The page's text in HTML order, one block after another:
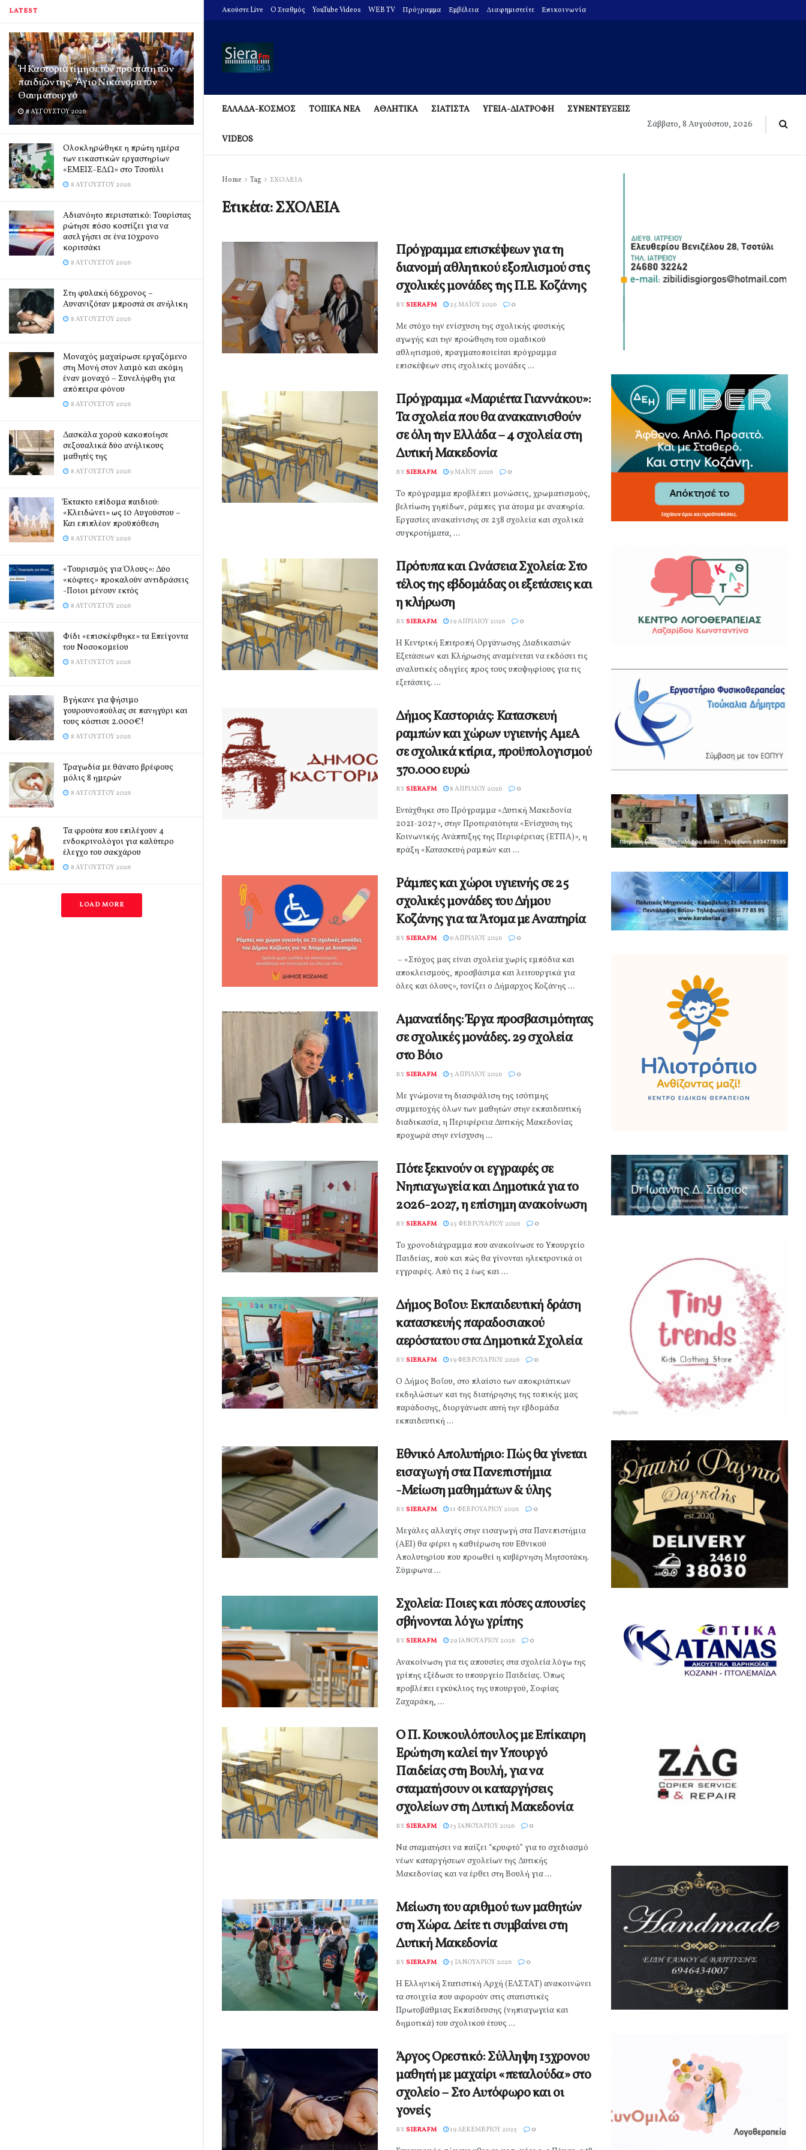
LATEST
Ἡ Καστοριὰ τίμησε τὸν προστάτη τῶν
παιδιῶν της, Ἅγιο Νικάνορα τὸν
Θαυματουργό
8 ΑΥΓΟΎΣΤΟΥ 2026
Ολοκληρώθηκε η πρώτη ημέρα
των εικαστικών εργαστηρίων
«ΕΜΕΙΣ-ΕΔΩ» στο Τσοτύλι
8 ΑΥΓΟΎΣΤΟΥ 2026
Αδιανόητο περιστατικό: Τουρίστας
ρώτησε πόσο κοστίζει για να
ασελγήσει σε ένα 10χρονο
κοριτσάκι
8 ΑΥΓΟΎΣΤΟΥ 2026
Στη φυλακή 66χρονος –
Αυνανιζόταν μπροστά σε ανήλικη
8 ΑΥΓΟΎΣΤΟΥ 2026
Μοναχός μαχαίρωσε εργαζόμενο
στη Μονή στον λαιμό και ακόμη
έναν μοναχό – Συνελήφθη για
απόπειρα φόνου
8 ΑΥΓΟΎΣΤΟΥ 2026
Δασκάλα χορού κακοποίησε
σεξουαλικά δύο ανήλικους
μαθητές της
8 ΑΥΓΟΎΣΤΟΥ 2026
Έκτακτο επίδομα παιδιού:
«Κλειδώνει» ως 10 Αυγούστου –
Και επιπλέον προϋπόθεση
8 ΑΥΓΟΎΣΤΟΥ 2026
«Τουρισμός για Όλους»: Δύο
«κόφτες» προκαλούν αντιδράσεις
-Ποιοι μένουν εκτός
8 ΑΥΓΟΎΣΤΟΥ 2026
Φίδι «επισκέφθηκε» τα Επείγοντα
του Νοσοκομείου
8 ΑΥΓΟΎΣΤΟΥ 2026
Βγήκανε για ψήσιμο
γουρουνοπούλας σε πανηγύρι και
τους κόστισε 2.000€!
8 ΑΥΓΟΎΣΤΟΥ 2026
Τραγωδία με θάνατο βρέφους
μόλις 8 ημερών
8 ΑΥΓΟΎΣΤΟΥ 2026
Τα φρούτα που επιλέγουν 4
ενδοκρινολόγοι για καλύτερο
έλεγχο του σακχάρου
8 ΑΥΓΟΎΣΤΟΥ 2026
LOAD MORE
Ακούστε Live O Σταθμός YouTube Videos WEB TV Πρόγραμμα Εμβέλεια Διαφημιστείτε Επικοινωνία
ΕΛΛΑΔΑ-ΚΟΣΜΟΣ ΤΟΠΙΚΑ ΝΕΑ ΑΘΛΗΤΙΚΑ ΣΙΑΤΙΣΤΑ ΥΓΕΙΑ-ΔΙΑΤΡΟΦΗ ΣΥΝΕΝΤΕΥΞΕΙΣ
VIDEOS
Σάββατο, 8 Αυγούστου, 2026
Home Tag ΣΧΟΛΕΙΑ
Ετικέτα:ΣΧΟΛΕΙΑ
Πρόγραμμα επισκέψεων για τη
διανομή αθλητικού εξοπλισμού στις
σχολικές μονάδες της Π.Ε. Κοζάνης
BYSIERAFM 25 ΜΑΪ́ΟΥ 2026 0
Με στόχο την ενίσχυση της σχολικής φυσικής
αγωγής και την προώθηση του ομαδικού
αθλητισμού, πραγματοποιείται πρόγραμμα
επισκέψεων στις σχολικές μονάδες ...
Πρόγραμμα «Μαριέττα Γιαννάκου»:
Τα σχολεία που θα ανακαινισθούν
σε όλη την Ελλάδα – 4 σχολεία στη
Δυτική Μακεδονία
BYSIERAFM 9 ΜΑΪ́ΟΥ 2026 0
Το πρόγραμμα προβλέπει μονώσεις, χρωματισμούς,
βελτίωση γηπέδων, ράμπες για άτομα με αναπηρία.
Εργασίες ανακαίνισης σε 238 σχολεία και σχολικά
συγκροτήματα, ...
Πρότυπα και Ωνάσεια Σχολεία: Στο
τέλος της εβδομάδας οι εξετάσεις και
η κλήρωση
BYSIERAFM 19 ΑΠΡΙΛΊΟΥ 2026 0
Η Κεντρική Επιτροπή Οργάνωσης Διαδικασιών
Εξετάσεων και Κλήρωσης αναμένεται να εκδόσει τις
αναλυτικές οδηγίες προς τους υποψηφίους για τις
εξετάσεις. ...
Δήμος Καστοριάς: Κατασκευή
ραμπών και χώρων υγιεινής ΑμεΑ
σε σχολικά κτίρια, προϋπολογισμού
370.000 ευρώ
BYSIERAFM 8 ΑΠΡΙΛΊΟΥ 2026 0
Εντάχθηκε στο Πρόγραμμα «Δυτική Μακεδονία
2021-2027», στην Προτεραιότητα «Ενίσχυση της
Κοινωνικής Ανάπτυξης της Περιφέρειας (ΕΤΠΑ)», η
πράξη «Κατασκευή ραμπών και ...
Ράμπες και χώροι υγιεινής σε 25
σχολικές μονάδες του Δήμου
Κοζάνης για τα Άτομα με Αναπηρία
BYSIERAFM 6 ΑΠΡΙΛΊΟΥ 2026 0
– «Στόχος μας είναι σχολεία χωρίς εμπόδια και
αποκλεισμούς, προσβάσιμα και λειτουργικά για
όλες και όλους», τονίζει ο Δήμαρχος Κοζάνης ...
Αμανατίδης: Έργα προσβασιμότητας
σε σχολικές μονάδες. 29 σχολεία
στο Βόιο
BYSIERAFM 3 ΑΠΡΙΛΊΟΥ 2026 0
Με γνώμονα τη διασφάλιση της ισότιμης
συμμετοχής όλων των μαθητών στην εκπαιδευτική
διαδικασία, η Περιφέρεια Δυτικής Μακεδονίας
προχωρά στην ενίσχυση ...
Πότε ξεκινούν οι εγγραφές σε
Νηπιαγωγεία και Δημοτικά για το
2026-2027, η επίσημη ανακοίνωση
BYSIERAFM 25 ΦΕΒΡΟΥΑΡΊΟΥ 2026 0
Το χρονοδιάγραμμα που ανακοίνωσε το Υπουργείο
Παιδείας, πού και πώς θα γίνονται ηλεκτρονικά οι
εγγραφές. Από τις 2 έως και ...
Δήμος Βοΐου: Εκπαιδευτική δράση
κατασκευής παραδοσιακού
αερόστατου στα Δημοτικά Σχολεία
BYSIERAFM 19 ΦΕΒΡΟΥΑΡΊΟΥ 2026 0
Ο Δήμος Βοΐου, στο πλαίσιο των αποκριάτικων
εκδηλώσεων και της διατήρησης της τοπικής μας
παράδοσης, διοργάνωσε αυτή την εβδομάδα
εκπαιδευτική ...
Εθνικό Απολυτήριο: Πώς θα γίνεται
εισαγωγή στα Πανεπιστήμια
-Μείωση μαθημάτων & ύλης
BYSIERAFM 11 ΦΕΒΡΟΥΑΡΊΟΥ 2026 0
Μεγάλες αλλαγές στην εισαγωγή στα Πανεπιστήμια
(ΑΕΙ) θα φέρει η καθιέρωση του Εθνικού
Απολυτηρίου που προωθεί η κυβέρνηση Μητσοτάκη.
Σύμφωνα ...
Σχολεία: Ποιες και πόσες απουσίες
σβήνονται λόγω γρίπης
BYSIERAFM 29 ΙΑΝΟΥΑΡΊΟΥ 2026 0
Ανακοίνωση για τις απουσίες στα σχολεία λόγω της
γρίπης εξέδωσε το υπουργείο Παιδείας. Όπως
προβλέπει εγκύκλιος της υπουργού, Σοφίας
Ζαχαράκη, ...
Ο Π. Κουκουλόπουλος με Επίκαιρη
Ερώτηση καλεί την Υπουργό
Παιδείας στη Βουλή, για να
σταματήσουν οι καταργήσεις
σχολείων στη Δυτική Μακεδονία
BYSIERAFM 13 ΙΑΝΟΥΑΡΊΟΥ 2026 0
Να σταματήσει να παίζει “κρυφτό” για το σχεδιασμό
νέων καταργήσεων σχολείων της Δυτικής
Μακεδονίας και να έρθει στη Βουλή για ...
Μείωση του αριθμού των μαθητών
στη Χώρα. Δείτε τι συμβαίνει στη
Δυτική Μακεδονία
BYSIERAFM 5 ΙΑΝΟΥΑΡΊΟΥ 2026 0
Η Ελληνική Στατιστική Αρχή (ΕΛΣΤΑΤ) ανακοινώνει
τα στοιχεία που αφορούν στις στατιστικές
Πρωτοβάθμιας Εκπαίδευσης (νηπιαγωγεία και
δημοτικά) του σχολικού έτους ...
Άργος Ορεστικό: Σύλληψη 13χρονου
μαθητή με μαχαίρι «πεταλούδα» στο
σχολείο – Στο Αυτόφωρο και οι
γονείς
BYSIERAFM 19 ΔΕΚΕΜΒΡΊΟΥ 2025 0